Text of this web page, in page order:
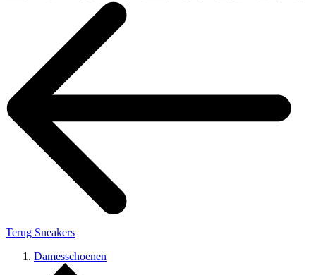
Terug Sneakers
Damesschoenen